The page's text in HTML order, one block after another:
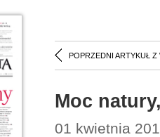
POPRZEDNI ARTYKUŁ Z
Moc
01 kwietnia